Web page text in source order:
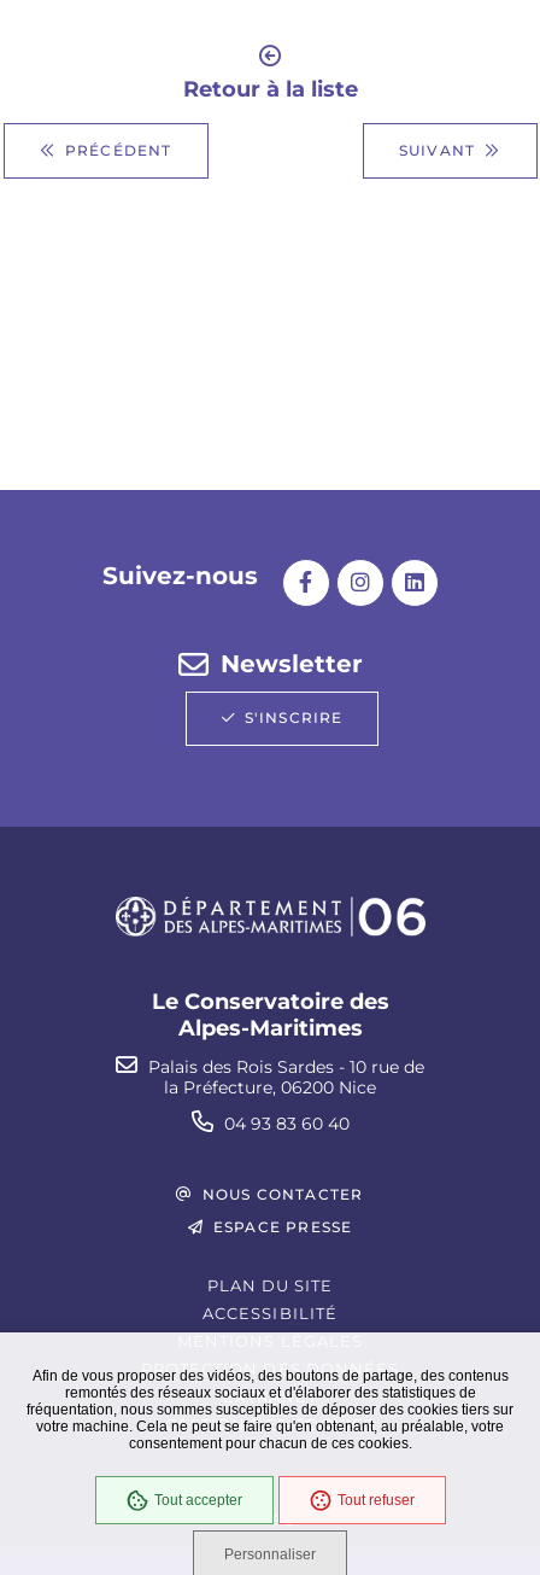
Afin de vous proposer des vidéos, des boutons de partage, des contenus
remontés des réseaux sociaux et d'élaborer des statistiques de
fréquentation, nous sommes susceptibles de déposer des cookies tiers sur
votre machine. Cela ne peut se faire qu'en obtenant, au préalable, votre
consentement pour chacun de ces cookies.
Tout accepter Tout refuser
Personnaliser
PRÉCÉDENT
Retour à la liste
SUIVANT
Suivez-nous
Newsletter
S'INSCRIRE
Le Conservatoire des
Alpes-Maritimes
Palais des Rois Sardes - 10 rue de
la Préfecture, 06200 Nice
04 93 83 60 40
NOUS CONTACTER
ESPACE PRESSE
PLAN DU SITE
ACCESSIBILITÉ
PROTECTION DES DONNÉES
EXTRANET
GESTION DES COOKIES
En cours